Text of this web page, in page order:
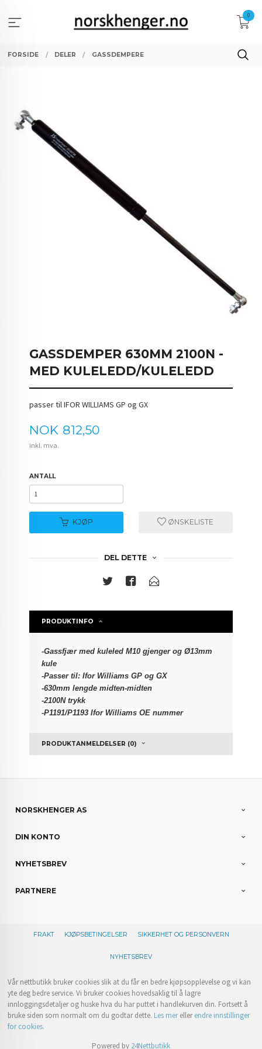
innholdet
0
FORSIDE DELER GASSDEMPERE
GASSDEMPER 630MM 2100N -
MED KULELEDD/KULELEDD
passer til IFOR WILLIAMS GP og GX
Pris
NOK 812,50
inkl. mva.
ANTALL
KJØP ØNSKELISTE
DEL DETTE
PRODUKTINFO
-Gassfjær med kuleled M10 gjenger og Ø13mm
kule
-Passer til: Ifor Williams GP og GX
-630mm lengde midten-midten
-2100N trykk
-P1191/P1193 Ifor Williams OE nummer
PRODUKTANMELDELSER (0)
NORSKHENGER AS
DIN KONTO
NYHETSBREV
PARTNERE
FRAKT KJØPSBETINGELSER SIKKERHET OG PERSONVERN
NYHETSBREV
Vår nettbutikk bruker cookies slik at du får en bedre kjøpsopplevelse og vi kan
yte deg bedre service. Vi bruker cookies hovedsaklig til å lagre
innloggingsdetaljer og huske hva du har puttet i handlekurven din. Fortsett å
bruke siden som normalt om du godtar dette. Les merellerendre innstillinger
for cookies.
Powered by 24Nettbutikk